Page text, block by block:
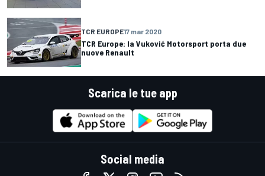
TCR EUROPE17 mar 2020
TCR Europe: la Vuković Motorsport porta due
nuove Renault
Scarica le tue app
Social media